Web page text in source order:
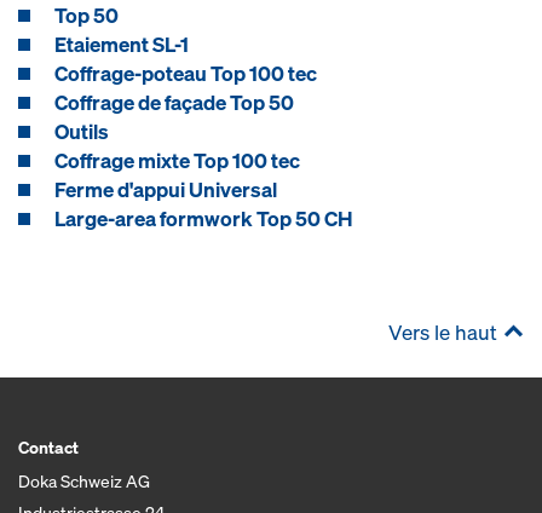
Top 50
Etaiement SL-1
Coffrage-poteau Top 100 tec
Coffrage de façade Top 50
Outils
Coffrage mixte Top 100 tec
Ferme d'appui Universal
Large-area formwork Top 50 CH
Vers le haut
Contact
Doka Schweiz AG